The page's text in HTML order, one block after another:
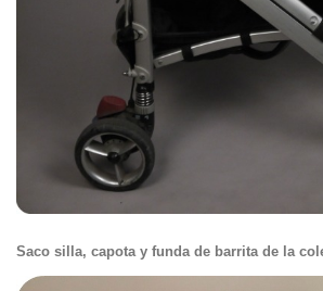
Saco silla, capota y funda de barrita de la